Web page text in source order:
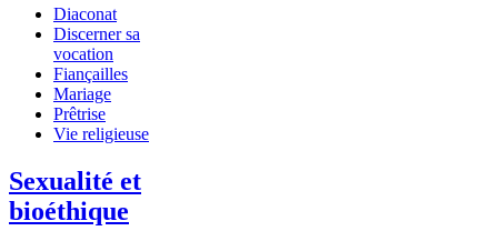
Diaconat
Discerner sa
vocation
Fiançailles
Mariage
Prêtrise
Vie religieuse
Sexualité et
bioéthique